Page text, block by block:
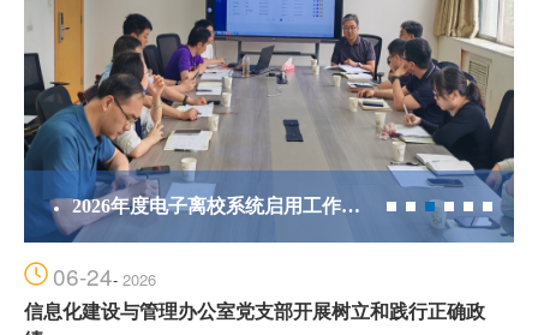
2026年度电子离校系统启用工作协...
06-24- 2026
信息化建设与管理办公室党支部开展树立和践行正确政